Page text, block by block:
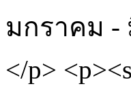
มกราคม -
</p>